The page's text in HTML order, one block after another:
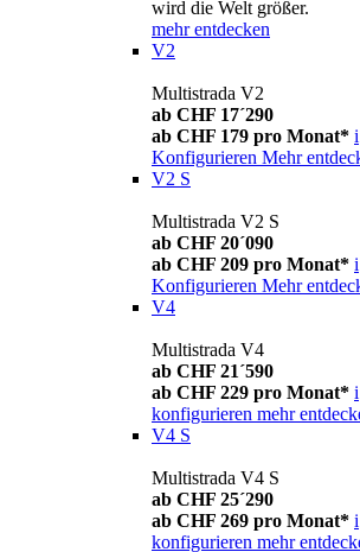
wird die Welt größer.
mehr entdecken
V2
Multistrada V2
ab CHF 17´290
ab CHF 179 pro Monat* i
Konfigurieren Mehr
V2 S
Multistrada V2 S
ab CHF 20´090
ab CHF 209 pro Monat* i
Konfigurieren Mehr
V4
Multistrada V4
ab CHF 21´590
ab CHF 229 pro Monat* i
konfigurieren mehr
V4 S
Multistrada V4 S
ab CHF 25´290
ab CHF 269 pro Monat* i
konfigurieren mehr